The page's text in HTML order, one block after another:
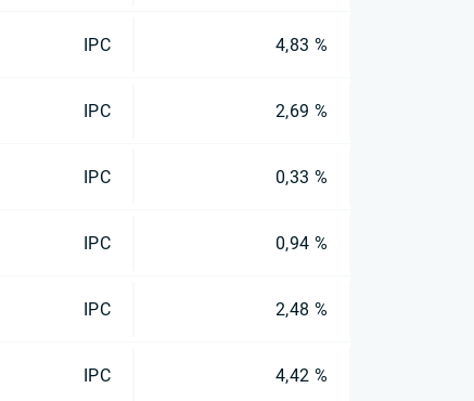
IPC 4,83 %
IPC 2,69 %
IPC 0,33 %
IPC 0,94 %
IPC 2,48 %
IPC 4,42 %